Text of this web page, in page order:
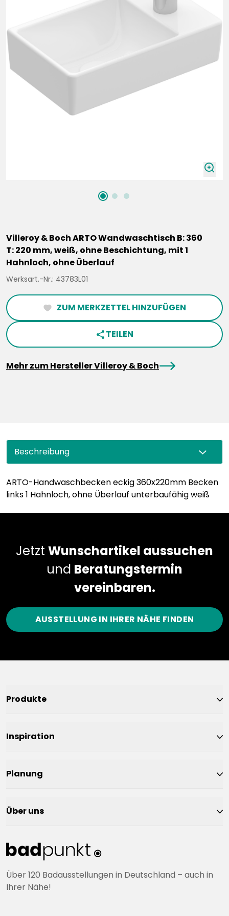
zoomIn
Villeroy & Boch ARTO Wandwaschtisch B: 360
T: 220 mm, weiß, ohne Beschichtung, mit 1
Hahnloch, ohne Überlauf
Werksart.-Nr.: 43783L01
heartFilled ZUM MERKZETTEL HINZUFÜGEN
share TEILEN
Mehr zum Hersteller Villeroy & BocharrowRight
Beschreibung
ARTO-Handwaschbecken eckig 360x220mm Becken
links 1 Hahnloch, ohne Überlauf unterbaufähig weiß
Jetzt Wunschartikel aussuchen
und Beratungstermin
vereinbaren.
AUSSTELLUNG IN IHRER NÄHE FINDEN
Über 120 Badausstellungen in Deutschland – auch in
Ihrer Nähe!
Produkte
Inspiration
Planung
Über uns